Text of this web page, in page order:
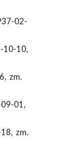
02-
10-10,
, zm.
01,
, zm.